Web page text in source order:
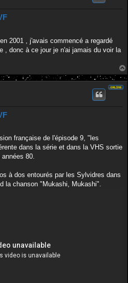
2001 , j'avais commencé a regardé
, donc à ce jour je n'ai jamais du voir la
française de l'épisode 9, "les
dans la série et dans la VHS sortie
80.
à dos entourés par les Sylvidres dans
la chanson "Mukashi, Mukashi".